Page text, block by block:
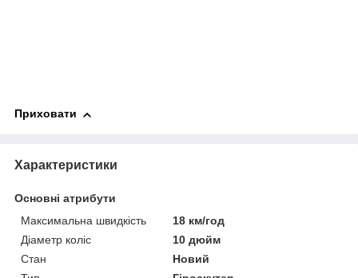
Приховати
Характеристики
Основні атрибути
Максимальна швидкість
18 км/год
Діаметр коліс
10 дюйм
Стан
Новий